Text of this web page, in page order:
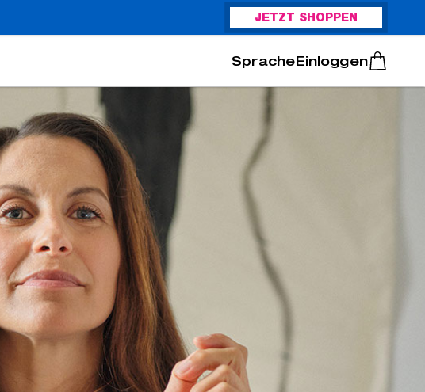
JETZT SHOPPEN
Português
Einloggen